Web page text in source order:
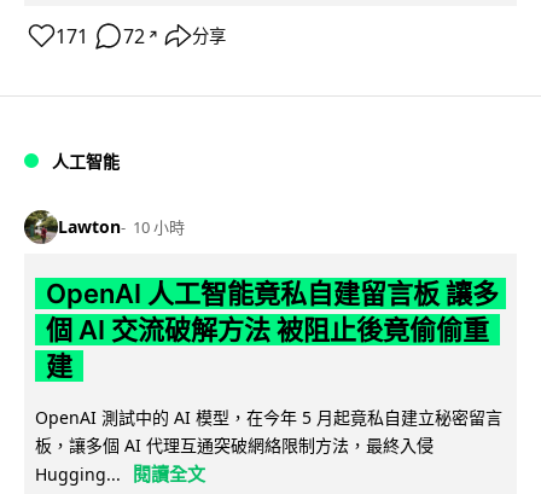
171 72 ↗ 分享
人工智能
Lawton 10 小時
OpenAI 人工智能竟私自建留言板 讓多
個 AI 交流破解方法 被阻止後竟偷偷重
建
OpenAI 測試中的 AI 模型，在今年 5 月起竟私自建立秘密留言
板，讓多個 AI 代理互通突破網絡限制方法，最終入侵
Hugging...
閱讀全文